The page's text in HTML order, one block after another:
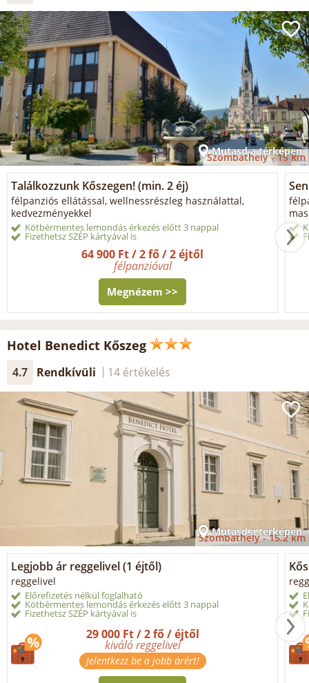
Mutasd a térképen
Szombathely -15 km
Találkozzunk Kőszegen! (min. 2 éj)
félpanziós ellátással, wellnessrészleg használattal,
kedvezményekkel
Kötbérmentes lemondás érkezés előtt 3 nappal
Fizethetsz SZÉP kártyával is
64 900 Ft / 2 fő / 2 éjtől
félpanzióval
Megnézem >>
Hotel Benedict Kőszeg
4.7 Rendkívüli 14 értékelés
Mutasd a térképen
Szombathely -15.2 km
Legjobb ár reggelivel (1 éjtől)
reggelivel
Előrefizetés nélkül foglalható
Kötbérmentes lemondás érkezés előtt 3 nappal
Fizethetsz SZÉP kártyával is
29 000 Ft / 2 fő / éjtől
kiváló reggelivel
Jelentkezz be a jobb árért!